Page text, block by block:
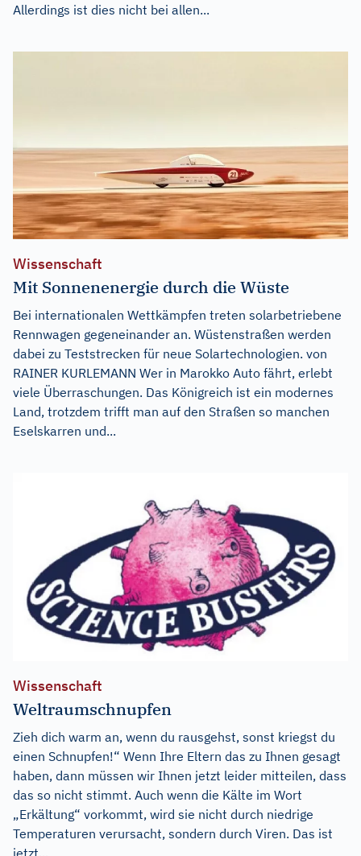
Allerdings ist dies nicht bei allen...
Wissenschaft
Mit Sonnenenergie durch die Wüste
Bei internationalen Wettkämpfen treten solarbetriebene
Rennwagen gegeneinander an. Wüstenstraßen werden
dabei zu Teststrecken für neue Solartechnologien. von
RAINER KURLEMANN Wer in Marokko Auto fährt, erlebt
viele Überraschungen. Das Königreich ist ein modernes
Land, trotzdem trifft man auf den Straßen so manchen
Eselskarren und...
Wissenschaft
Weltraumschnupfen
Zieh dich warm an, wenn du rausgehst, sonst kriegst du
einen Schnupfen!“ Wenn Ihre Eltern das zu Ihnen gesagt
haben, dann müssen wir Ihnen jetzt leider mitteilen, dass
das so nicht stimmt. Auch wenn die Kälte im Wort
„Erkältung“ vorkommt, wird sie nicht durch niedrige
Temperaturen verursacht, sondern durch Viren. Das ist
jetzt...